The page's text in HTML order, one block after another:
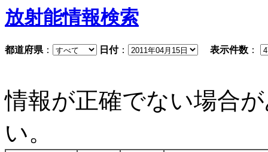
放射能情報検索
都道府県： 日付： 表示件数 ：
情報が正確でない場合
い。